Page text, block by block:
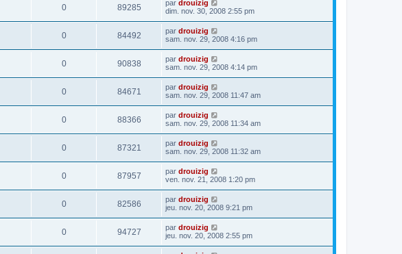
0 89285 par drouizig
dim. nov. 30, 2008 2:55 pm
0 84492 par drouizig
sam. nov. 29, 2008 4:16 pm
0 90838 par drouizig
sam. nov. 29, 2008 4:14 pm
0 84671 par drouizig
sam. nov. 29, 2008 11:47 am
0 88366 par drouizig
sam. nov. 29, 2008 11:34 am
0 87321 par drouizig
sam. nov. 29, 2008 11:32 am
0 87957 par drouizig
ven. nov. 21, 2008 1:20 pm
0 82586 par drouizig
jeu. nov. 20, 2008 9:21 pm
0 94727 par drouizig
jeu. nov. 20, 2008 2:55 pm